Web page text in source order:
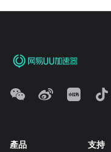
產品 支持